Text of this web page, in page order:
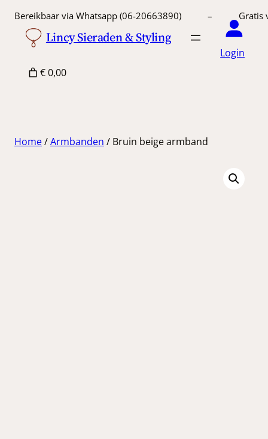
GaBereikbaar via Whatsapp (06-20663890) –
Lincy Sieraden & Styling
Login
€ 0,00
Home/Armbanden / Bruin beige armband